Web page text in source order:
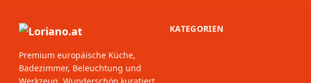
Premium europäische Küche,
Badezimmer, Beleuchtung und
KATEGORIEN